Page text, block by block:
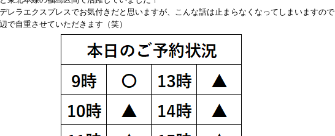
レラエクスプレスでお気付きだと思いますが、こんな話は止まらなくなってしまいますので
で自重させていただきます（笑）